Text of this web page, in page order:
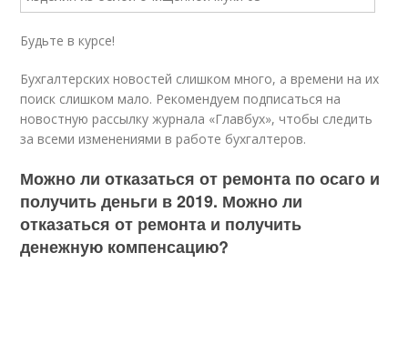
Будьте в курсе!
Бухгалтерских новостей слишком много, а времени на их
поиск слишком мало. Рекомендуем подписаться на
новостную рассылку журнала «Главбух», чтобы следить
за всеми изменениями в работе бухгалтеров.
Можно ли отказаться от ремонта по осаго и
получить деньги в 2019. Можно ли
отказаться от ремонта и получить
денежную компенсацию?